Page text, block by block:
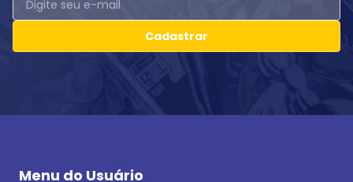
Cadastrar
Menu do Usuário